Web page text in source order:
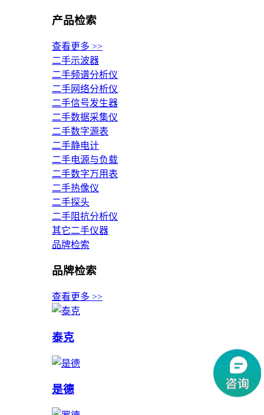
产品检索
查看更多 >>
二手示波器
二手频谱分析仪
二手网络分析仪
二手信号发生器
二手数据采集仪
二手数字源表
二手静电计
二手电源与负载
二手数字万用表
二手热像仪
二手探头
二手阻抗分析仪
其它二手仪器
品牌检索
品牌检索
查看更多 >>
泰克
是德